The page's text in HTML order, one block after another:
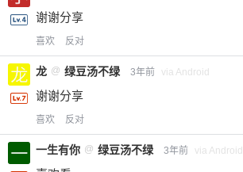
谢谢分享
喜欢 反对
龙 @ 绿豆汤不绿 3年前 via Android
谢谢分享
喜欢 反对
一生有你 @ 绿豆汤不绿 3年前 via Android